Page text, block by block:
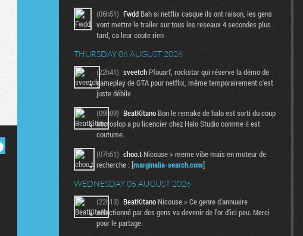
(06h51) Fwdd Bah si netflix casque ils ont raison, les gens
vont mettre le trailer sur tous les reseaux 4 secondes plus
tard, ca leur coute rien
THURSDAY 06 AUGUST 2026
(22h41) sveetch Pfouarf, rockstar qui réserve la démo de
gameplay de GTA pour netflix, même temporairement c'est
juste débile
(09h09) BeatKitano Bon le remake de halo est sorti du coup
Microslop a pu licencier chez Halo Studio comme il est
coutume.
(07h51) choo.t Nicouse > meme vibe mais en moteur de
recherche : [marginalia-search.com]
WEDNESDAY 05 AUGUST 2026
(22h13) BeatKitano Nicouse > Ce genre d'annuaire
sélectionné par des gens va devenir de l'or d'ici peu. Merci
pour le partage.